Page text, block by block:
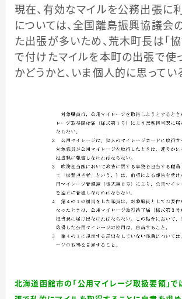
現在、有効なマイルを公務出張に
については、全国離島振興協議会
た出張が多いため、荒木町長は「
で付けたマイルを本町の出張で使
かどうかと、いま個人的に思ってい
北海道函館市の「公用マイレージ取扱要領」で